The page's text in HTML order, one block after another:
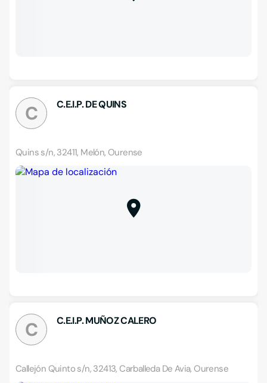
C C.E.I.P. DE QUINS
Quins s/n, 32411, Melón, Ourense
C C.E.I.P. MUÑOZ CALERO
Callejón Quinto s/n, 32413, Carballeda De Avia, Ourense